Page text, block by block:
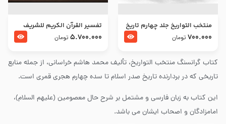
کتاب گرانسنگ منتخب التواريخ، تألیف محمد هاشم خراسانی، از جمله منابع
تاریخی که در بردارنده تاریخ صدر اسلام تا سده چهارم هجری قمری است.
این کتاب به زبان فارسی و مشتمل بر شرح حال معصومین (علیهم السلام)،
امامزادگان و اصحاب ایشان می باشد.
منتخب التواریخ جلد چهارم تاریخ
امام زین العابدین و امام محمد
700.000 تومان
تفسير القرآن الكريم للشريف
المرتضي قدس سرّه
5.700.000 تومان